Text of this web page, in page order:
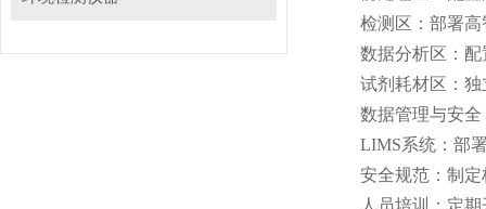
检测区：部署高智
数据分析区：配置
试剂耗材区：独立
数据管理与安全
LIMS系统：部署
安全规范：制定标
人员培训：定期开